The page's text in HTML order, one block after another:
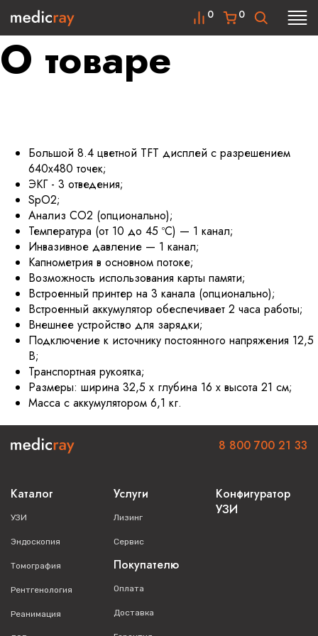
0
0
О товаре
Большой 8.4 цветной TFT дисплей с разрешением
640х480 точек;
ЭКГ - 3 отведения;
SpO2;
Анализ CO2 (опционально);
Температура (от 10 до 45 ºC) — 1 канал;
Инвазивное давление — 1 канал;
Капнометрия в основном потоке;
Возможность использования карты памяти;
Встроенный принтер на 3 канала (опционально);
Встроенный аккумулятор обеспечивает 2 часа работы;
Внешнее устройство для зарядки;
Подключение к источнику постоянного напряжения 12,5
В;
Транспортная рукоятка;
Размеры: ширина 32,5 x глубина 16 x высота 21 см;
Масса с аккумулятором 6,1 кг.
Каталог
УЗИ
Эндоскопия
Томография
Рентгенология
Реанимация
Услуги
Лизинг
Сервис
Покупателю
Оплата
Доставка
Конфигуратор
УЗИ
8 800 700 21 33